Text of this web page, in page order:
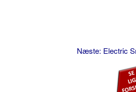
Næste: Electric